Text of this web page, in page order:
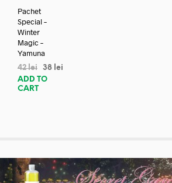
Pachet
Special –
Winter
Magic –
Yamuna
42lei 38 lei
ADD TO
CART